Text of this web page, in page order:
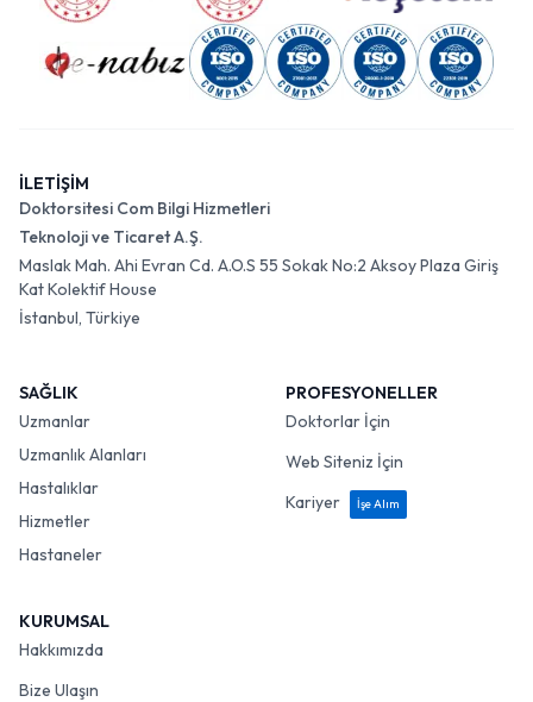
İLETİŞİM
Doktorsitesi Com Bilgi Hizmetleri
Teknoloji ve Ticaret A.Ş.
Maslak Mah. Ahi Evran Cd. A.O.S 55 Sokak No:2 Aksoy Plaza Giriş
Kat Kolektif House
İstanbul, Türkiye
SAĞLIK
Uzmanlar
Uzmanlık Alanları
Hastalıklar
Hizmetler
Hastaneler
PROFESYONELLER
Doktorlar İçin
Web Siteniz İçin
Kariyer
İşe Alım
KURUMSAL
Hakkımızda
Bize Ulaşın